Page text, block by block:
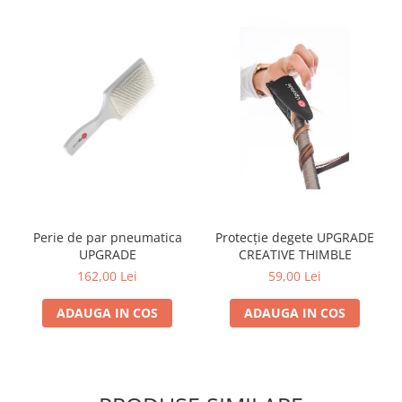
Perie de par pneumatica
UPGRADE
162,00 Lei
ADAUGA IN COS
Protecție degete UPGRADE
CREATIVE THIMBLE
59,00 Lei
ADAUGA IN COS